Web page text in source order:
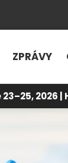
ZPRÁVY
2026 |